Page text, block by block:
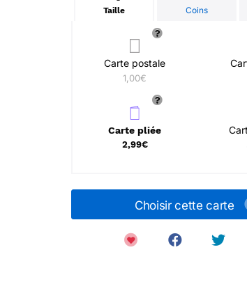
Taille Coins
Carte postale
1,00€
Carte pliée
2,99€
Choisir cette carte